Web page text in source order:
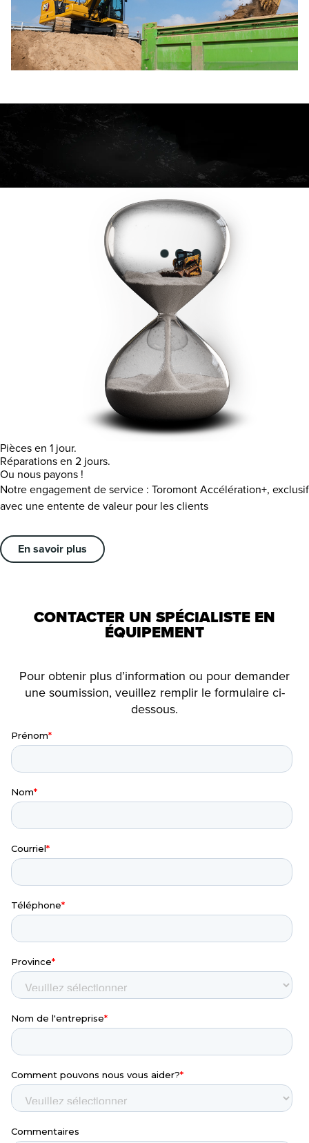
Pièces en 1 jour.
Réparations en 2 jours.
Ou nous payons !
Notre engagement de service : Toromont Accélération+, exclusif
avec une entente de valeur pour les clients
En savoir plus
CONTACTER UN SPÉCIALISTE EN
ÉQUIPEMENT
Pour obtenir plus d’information ou pour demander
une soumission, veuillez remplir le formulaire ci-
dessous.